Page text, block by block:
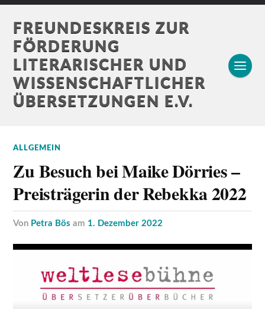
FREUNDESKREIS ZUR
FÖRDERUNG
LITERARISCHER UND
WISSENSCHAFTLICHER
ÜBERSETZUNGEN E.V.
ALLGEMEIN
Zu Besuch bei Maike Dörries –
Preisträgerin der Rebekka 2022
von Petra Bös am 1. Dezember 2022